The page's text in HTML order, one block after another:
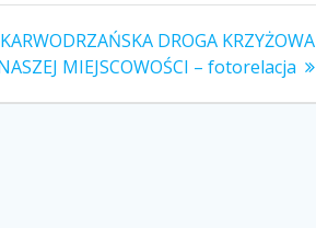
DROGA KRZYŻOWA
MIEJSCOWOŚCI – fotorelacja